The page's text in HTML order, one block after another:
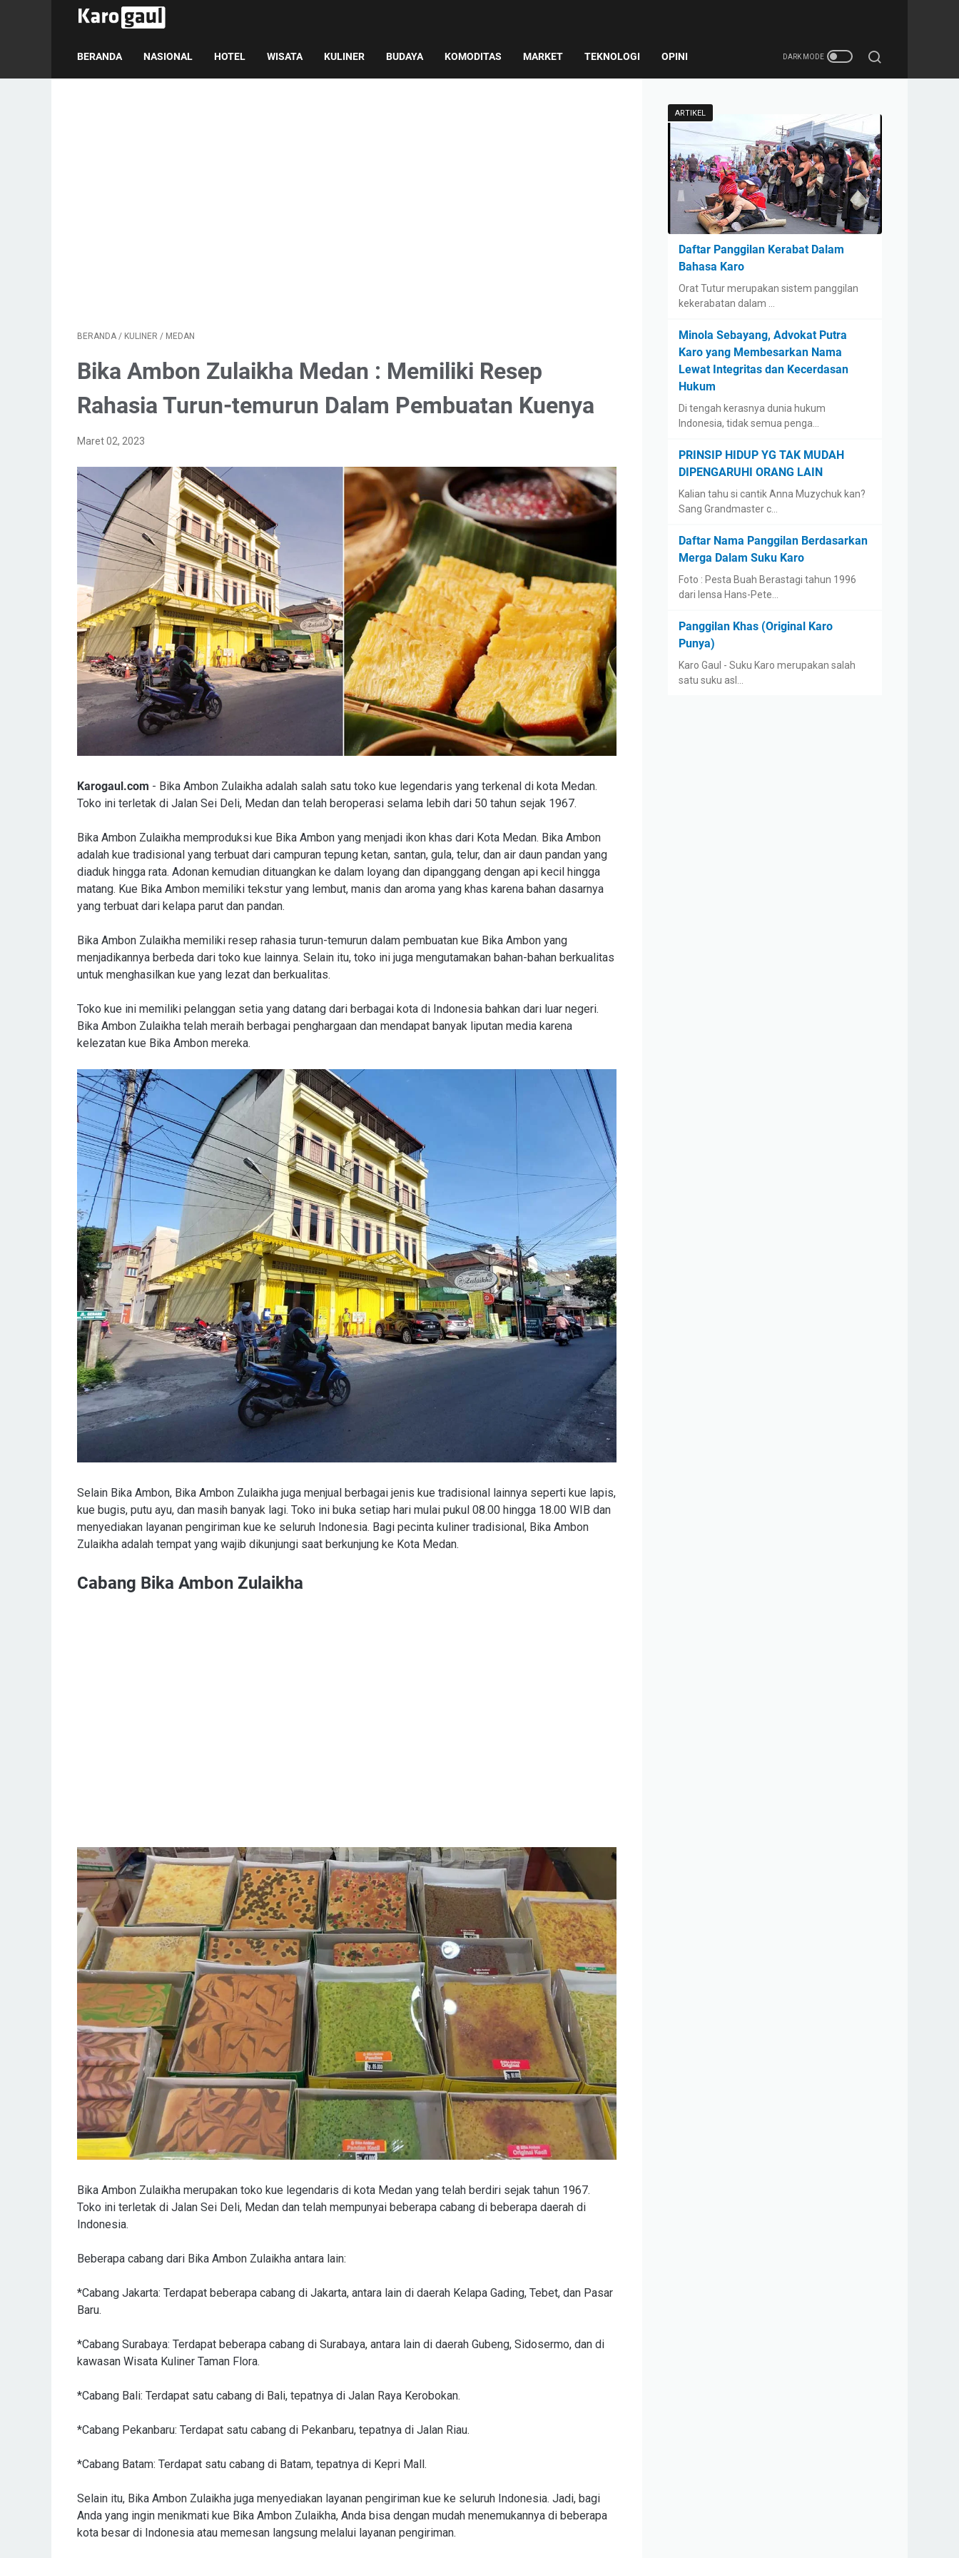
BERANDA NASIONAL HOTEL WISATA KULINER BUDAYA KOMODITAS MARKET TEKNOLOGI OPINI
BERANDA / KULINER / MEDAN
Bika Ambon Zulaikha Medan : Memiliki Resep
Rahasia Turun-temurun Dalam Pembuatan Kuenya
Maret 02, 2023
Karogaul.com - Bika Ambon Zulaikha adalah salah satu toko kue legendaris yang terkenal di kota Medan.
Toko ini terletak di Jalan Sei Deli, Medan dan telah beroperasi selama lebih dari 50 tahun sejak 1967.
Bika Ambon Zulaikha memproduksi kue Bika Ambon yang menjadi ikon khas dari Kota Medan. Bika Ambon
adalah kue tradisional yang terbuat dari campuran tepung ketan, santan, gula, telur, dan air daun pandan yang
diaduk hingga rata. Adonan kemudian dituangkan ke dalam loyang dan dipanggang dengan api kecil hingga
matang. Kue Bika Ambon memiliki tekstur yang lembut, manis dan aroma yang khas karena bahan dasarnya
yang terbuat dari kelapa parut dan pandan.
Bika Ambon Zulaikha memiliki resep rahasia turun-temurun dalam pembuatan kue Bika Ambon yang
menjadikannya berbeda dari toko kue lainnya. Selain itu, toko ini juga mengutamakan bahan-bahan berkualitas
untuk menghasilkan kue yang lezat dan berkualitas.
Toko kue ini memiliki pelanggan setia yang datang dari berbagai kota di Indonesia bahkan dari luar negeri.
Bika Ambon Zulaikha telah meraih berbagai penghargaan dan mendapat banyak liputan media karena
kelezatan kue Bika Ambon mereka.
Selain Bika Ambon, Bika Ambon Zulaikha juga menjual berbagai jenis kue tradisional lainnya seperti kue lapis,
kue bugis, putu ayu, dan masih banyak lagi. Toko ini buka setiap hari mulai pukul 08.00 hingga 18.00 WIB dan
menyediakan layanan pengiriman kue ke seluruh Indonesia. Bagi pecinta kuliner tradisional, Bika Ambon
Zulaikha adalah tempat yang wajib dikunjungi saat berkunjung ke Kota Medan.
Cabang Bika Ambon Zulaikha
Bika Ambon Zulaikha merupakan toko kue legendaris di kota Medan yang telah berdiri sejak tahun 1967.
Toko ini terletak di Jalan Sei Deli, Medan dan telah mempunyai beberapa cabang di beberapa daerah di
Indonesia.
Beberapa cabang dari Bika Ambon Zulaikha antara lain:
*Cabang Jakarta: Terdapat beberapa cabang di Jakarta, antara lain di daerah Kelapa Gading, Tebet, dan Pasar
Baru.
*Cabang Surabaya: Terdapat beberapa cabang di Surabaya, antara lain di daerah Gubeng, Sidosermo, dan di
kawasan Wisata Kuliner Taman Flora.
*Cabang Bali: Terdapat satu cabang di Bali, tepatnya di Jalan Raya Kerobokan.
*Cabang Pekanbaru: Terdapat satu cabang di Pekanbaru, tepatnya di Jalan Riau.
*Cabang Batam: Terdapat satu cabang di Batam, tepatnya di Kepri Mall.
Selain itu, Bika Ambon Zulaikha juga menyediakan layanan pengiriman kue ke seluruh Indonesia. Jadi, bagi
Anda yang ingin menikmati kue Bika Ambon Zulaikha, Anda bisa dengan mudah menemukannya di beberapa
kota besar di Indonesia atau memesan langsung melalui layanan pengiriman.
ARTIKEL
Daftar Panggilan Kerabat Dalam
Bahasa Karo
Orat Tutur merupakan sistem panggilan
kekerabatan dalam …
Minola Sebayang, Advokat Putra
Karo yang Membesarkan Nama
Lewat Integritas dan Kecerdasan
Hukum
Di tengah kerasnya dunia hukum
Indonesia, tidak semua penga…
PRINSIP HIDUP YG TAK MUDAH
DIPENGARUHI ORANG LAIN
Kalian tahu si cantik Anna Muzychuk kan?
Sang Grandmaster c…
Daftar Nama Panggilan Berdasarkan
Merga Dalam Suku Karo
Foto : Pesta Buah Berastagi tahun 1996
dari lensa Hans-Pete…
Panggilan Khas (Original Karo
Punya)
Karo Gaul - Suku Karo merupakan salah
satu suku asl…